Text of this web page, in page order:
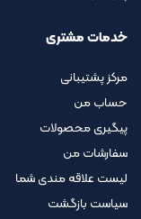
خدمات مشتری
مرکز پشتیبانی
حساب من
پیگیری محصولات
سفارشات من
لیست علاقه مندی شما
سیاست بازگشت